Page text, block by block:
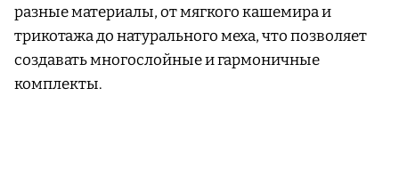
разные материалы, от мягкого кашемира и
трикотажа до натурального меха, что позволяет
создавать многослойные и гармоничные
комплекты.